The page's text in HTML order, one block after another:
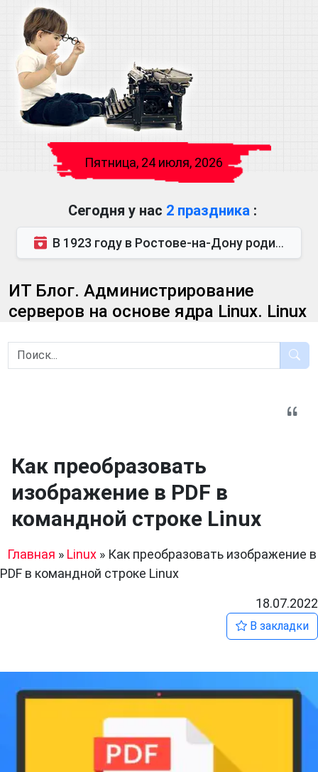
Пятница, 24 июля, 2026
Сегодня у нас 2 праздника :
В 1923 году в Ростове-на-Дону родился Виктор Михайлович Глушков. Под руководством Виктора Михайло...
ИТ Блог. Администрирование
серверов на основе ядра Linux. Linux
Как преобразовать
изображение в PDF в
командной строке Linux
Главная » Linux » Как преобразовать изображение в
PDF в командной строке Linux
18.07.2022
В закладки